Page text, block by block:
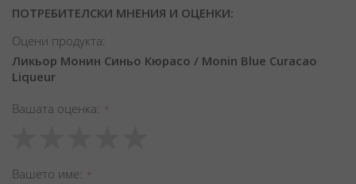
ПОТРЕБИТЕЛСКИ МНЕНИЯ И ОЦЕНКИ:
Оцени продукта:
Ликьор Монин Синьо Кюрасо / Monin Blue Curacao
Liqueur
Вашата оценка
star
stars
stars
stars
stars
Вашето име